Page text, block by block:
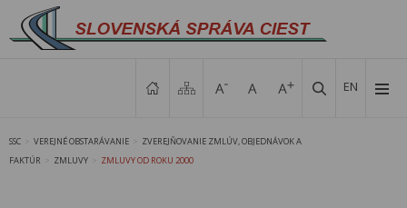
EN
SSC VEREJNÉ OBSTARÁVANIE
ZVEREJŇOVANIE ZMLÚV, OBJEDNÁVOK A
FAKTÚR
ZMLUVY ZMLUVY OD ROKU 2000